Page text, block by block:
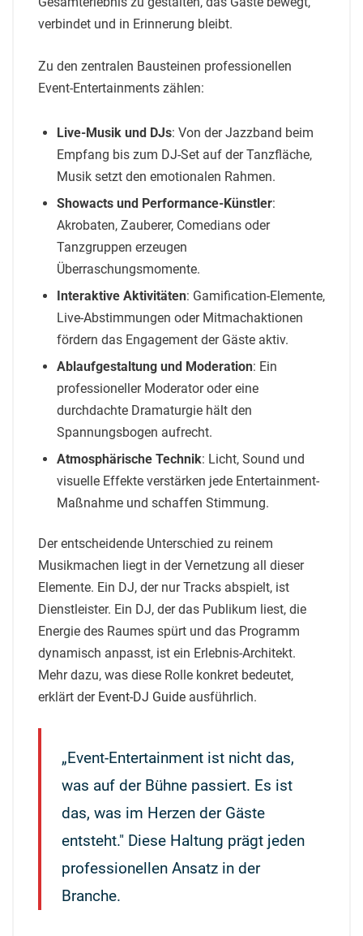
verbindet und in Erinnerung bleibt.
Zu den zentralen Bausteinen professionellen
Event-Entertainments zählen:
Live-Musik und DJs: Von der Jazzband beim
Empfang bis zum DJ-Set auf der Tanzfläche,
Musik setzt den emotionalen Rahmen.
Showacts und Performance-Künstler:
Akrobaten, Zauberer, Comedians oder
Tanzgruppen erzeugen
Überraschungsmomente.
Interaktive Aktivitäten: Gamification-Elemente,
Live-Abstimmungen oder Mitmachaktionen
fördern das Engagement der Gäste aktiv.
Ablaufgestaltung und Moderation: Ein
professioneller Moderator oder eine
durchdachte Dramaturgie hält den
Spannungsbogen aufrecht.
Atmosphärische Technik: Licht, Sound und
visuelle Effekte verstärken jede Entertainment-
Maßnahme und schaffen Stimmung.
Der entscheidende Unterschied zu reinem
Musikmachen liegt in der Vernetzung all dieser
Elemente. Ein DJ, der nur Tracks abspielt, ist
Dienstleister. Ein DJ, der das Publikum liest, die
Energie des Raumes spürt und das Programm
dynamisch anpasst, ist ein Erlebnis-Architekt.
Mehr dazu, was diese Rolle konkret bedeutet,
erklärt der Event-DJ Guide ausführlich.
„Event-Entertainment ist nicht das,
was auf der Bühne passiert. Es ist
das, was im Herzen der Gäste
entsteht." Diese Haltung prägt jeden
professionellen Ansatz in der
Branche.